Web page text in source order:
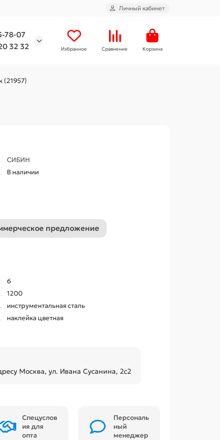
Личный кабинет
78-07
32 32
Избранное Сравнение Корзина
(21957)
СИБИН
В наличии
предложение
6
1200
инструментальная сталь
наклейка цветная
Москва, ул. Ивана Сусанина, 2с2
Спецуслов
ия для
опта
Персональ
ный
менеджер